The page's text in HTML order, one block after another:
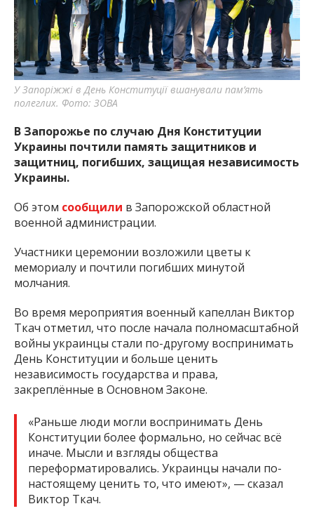
У Запоріжжі в День Конституції вшанували пам’ять
полеглих. Фото: ЗОВА
В Запорожье по случаю Дня Конституции
Украины почтили память защитников и
защитниц, погибших, защищая независимость
Украины.
Об этом сообщили в Запорожской областной
военной администрации.
Участники церемонии возложили цветы к
мемориалу и почтили погибших минутой
молчания.
Во время мероприятия военный капеллан Виктор
Ткач отметил, что после начала полномасштабной
войны украинцы стали по-другому воспринимать
День Конституции и больше ценить
независимость государства и права,
закреплённые в Основном Законе.
«Раньше люди могли воспринимать День
Конституции более формально, но сейчас всё
иначе. Мысли и взгляды общества
переформатировались. Украинцы начали по-
настоящему ценить то, что имеют», — сказал
Виктор Ткач.